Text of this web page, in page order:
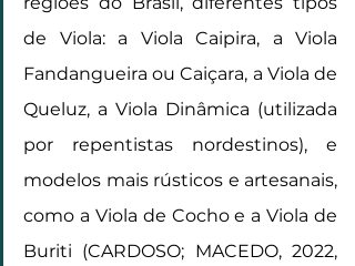
de Viola: a Viola Caipira, a Viola
Fandangueira ou Caiçara, a Viola de
Queluz, a Viola Dinâmica (utilizada
por repentistas nordestinos), e
modelos mais rústicos e artesanais,
como a Viola de Cocho e a Viola de
Buriti (CARDOSO; MACEDO, 2022,